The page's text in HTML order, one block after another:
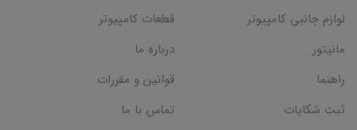
لوازم جانبی کامپیوتر
قطعات کامپیوتر
مانیتور
درباره ما
راهنما
قوانین و مقررات
ثبت شکایات
تماس با ما